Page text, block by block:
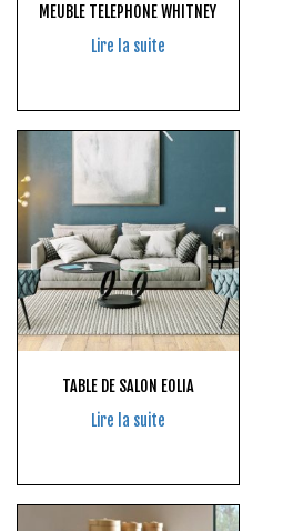
MEUBLE TELEPHONE WHITNEY
Lire la suite
TABLE DE SALON EOLIA
Lire la suite